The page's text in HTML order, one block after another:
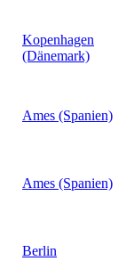
Kopenhagen
(Dänemark)
Ames (Spanien)
Ames (Spanien)
Berlin